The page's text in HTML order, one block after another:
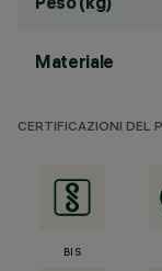
Materiale
CERTIFICAZIONI DEL
BIS